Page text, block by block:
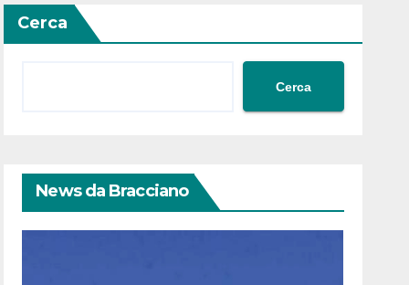
Cerca
Cerca
News da Bracciano